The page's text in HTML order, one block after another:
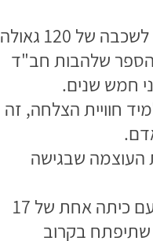
מכיתה עם 17 תלמידים לשכבה של 120 גאולה
שלהבות חב"ד
חמש שנים.
חוויית הצלחה, זה
העוצמה שבגישה
את בית הספר התחלנו עם כיתה אחת של 17
שתיפתח בקרוב